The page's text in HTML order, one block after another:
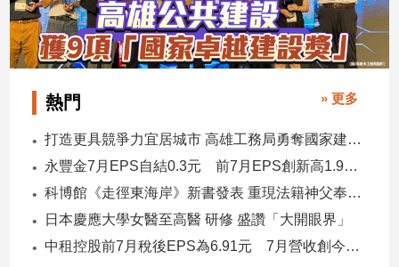
熱門 » 更多
打造更具競爭力宜居城市 高雄工務局勇奪國家建築界9大獎
永豐金7月EPS自結0.3元 前7月EPS創新高1.96元！
科博館《走徑東海岸》新書發表 重現法籍神父奉獻足跡與歷史日記
日本慶應大學女醫至高醫 研修 盛讚「大開眼界」
中租控股前7月稅後EPS為6.91元 7月營收創今年新高